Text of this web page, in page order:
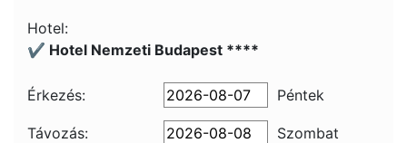
Hotel:
✔️ Hotel Nemzeti Budapest ****
Érkezés: Péntek
Távozás:
Szombat